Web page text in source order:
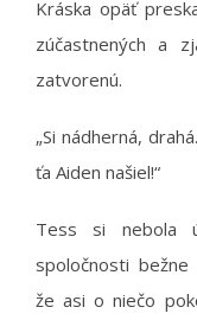
Kráska opäť
zúčastnených a
zatvorenú.
„Si nádherná,
ťa Aiden našiel!“
Tess si nebola
spoločnosti
že asi o niečo